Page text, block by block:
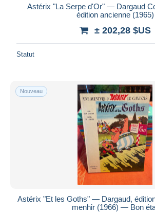
Astérix "La Serpe d'Or" — Dargaud
édition ancienne (1965)
± 202,28 $US
Statut
Nouveau
Astérix "Et les Goths" — Dargaud,
menhir (1966) — Bon